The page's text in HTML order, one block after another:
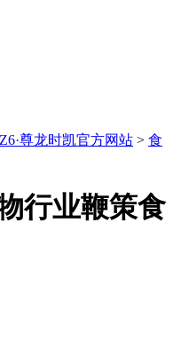
Z6·尊龙时凯官方网站 > 食
行业鞭策食